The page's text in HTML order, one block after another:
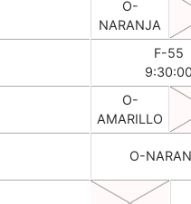
O-
NARANJA
F-55
O-
AMARILLO
O-